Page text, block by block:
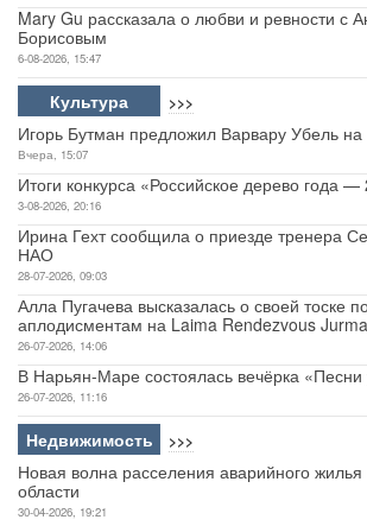
Mary Gu рассказала о любви и ревности с
Борисовым
6-08-2026, 15:47
Культура >>>
Игорь Бутман предложил Варвару Убель
Вчера, 15:07
Итоги конкурса «Российское дерево года —
3-08-2026, 20:16
Ирина Гехт сообщила о приезде тренера
НАО
28-07-2026, 09:03
Алла Пугачева высказалась о своей тоске
аплодисментам на Laima Rendezvous
26-07-2026, 14:06
В Нарьян-Маре состоялась вечёрка
26-07-2026, 11:16
Недвижимость >>>
Новая волна расселения аварийного жилья
области
30-04-2026, 19:21